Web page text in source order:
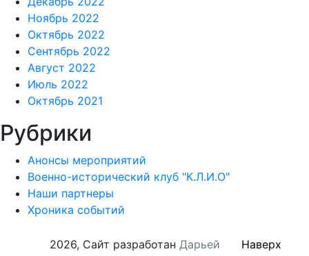
Ноябрь 2022
Октябрь 2022
Сентябрь 2022
Август 2022
Июль 2022
Октябрь 2021
Рубрики
Анонсы мероприятий
Военно-исторический клуб "К.Л.И.О"
Наши партнеры
Хроника событий
Наверх
2026, Сайт разработан Дарьей